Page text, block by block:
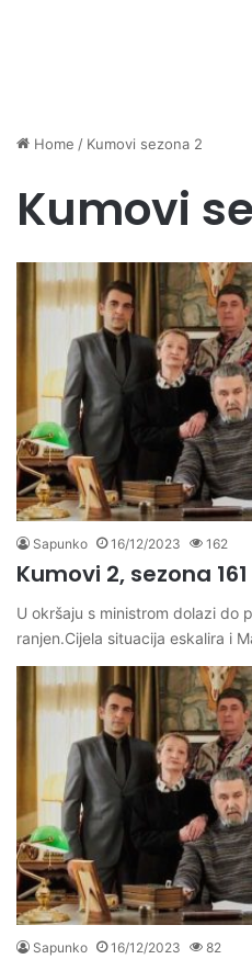
Home / Kumovi sezona 2
Kumovi
Sapunko 16/12/2023 162
Kumovi 2, sezona
U okršaju s ministrom dolazi do
ranjen.Cijela situacija eskalira i
Sapunko 16/12/2023 82